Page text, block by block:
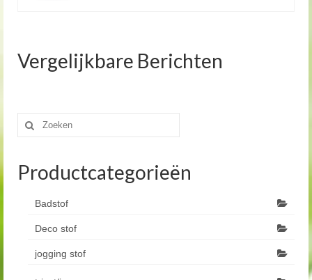
Vergelijkbare Berichten
Zoeken
naar:
Productcategorieën
Badstof
Deco stof
jogging stof